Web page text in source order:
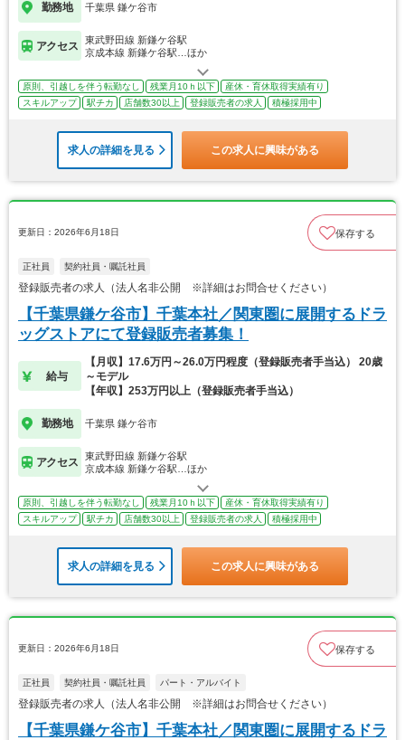
勤務地 千葉県 鎌ケ谷市
アクセス
東武野田線 新鎌ケ谷駅
京成本線 新鎌ケ谷駅…ほか
原則、引越しを伴う転勤なし 残業月10ｈ以下
産休・育休取得実績有り
スキルアップ
駅チカ 店舗数30以上 登録販売者の求人 積極採用中
求人の詳細を見る この求人に興味がある
更新日：2026年6月18日 保存する
正社員 契約社員・嘱託社員
登録販売者の求人（法人名非公開 ※詳細はお問合せください）
【千葉県鎌ケ谷市】千葉本社／関東圏に展開するドラ
ッグストアにて登録販売者募集！
給与
【月収】17.6万円～26.0万円程度（登録販売者手当込） 20歳
～モデル
【年収】253万円以上（登録販売者手当込）
勤務地 千葉県 鎌ケ谷市
アクセス
東武野田線 新鎌ケ谷駅
京成本線 新鎌ケ谷駅…ほか
原則、引越しを伴う転勤なし 残業月10ｈ以下
産休・育休取得実績有り
スキルアップ
駅チカ 店舗数30以上 登録販売者の求人 積極採用中
求人の詳細を見る この求人に興味がある
更新日：2026年6月18日 保存する
正社員 契約社員・嘱託社員 パート・アルバイト
登録販売者の求人（法人名非公開 ※詳細はお問合せください）
【千葉県鎌ケ谷市】千葉本社／関東圏に展開するドラ